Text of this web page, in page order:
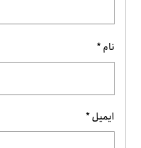
نام*
ایمیل*